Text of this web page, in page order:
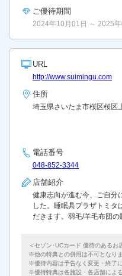
ご優待期間
2024年10月01日 ～ 2025
URL
http://www.suimingu.com
住所
埼玉県さいたま市桜区桜区
電話番号
048-852-3344
店舗紹介
健康志向が進む今、ご自分
した。睡眠具プラザトミタ
だきます。羽毛/羊毛布団の
＜セゾン･UCカード 優待のあるお
他の特典との併用は不可となりま
優待内容は予告なく変更・終了
優待特典は各施設・各店舗によ